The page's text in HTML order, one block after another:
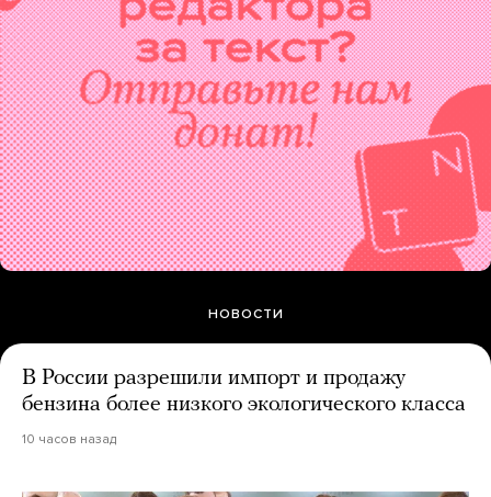
НОВОСТИ
В России разрешили импорт и продажу
бензина более низкого экологического класса
10 часов назад